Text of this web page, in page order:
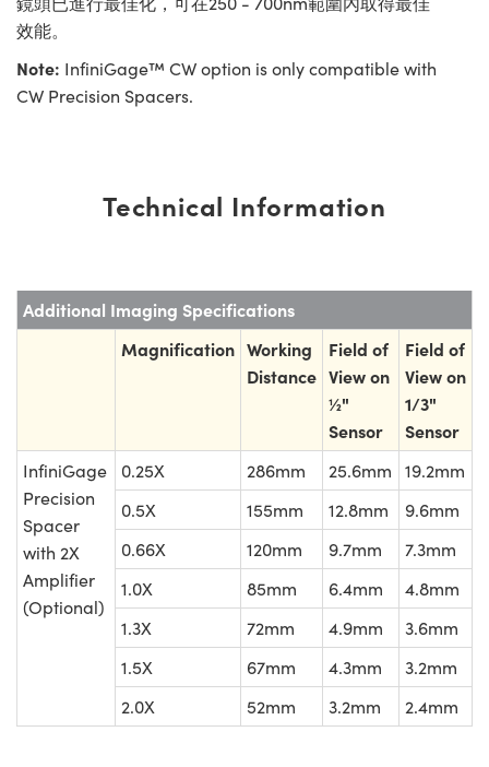
效能。
Note: InfiniGage™ CW option is only compatible with
CW Precision Spacers.
Technical Information
Additional Imaging Specifications
Magnification Working
Distance
Field of
View on
½"
Sensor
Field of
View on
1/3"
Sensor
InfiniGage
Precision
Spacer
with 2X
Amplifier
(Optional)
0.25X 286mm 25.6mm
19.2mm
0.5X
155mm 12.8mm
9.6mm
0.66X
120mm 9.7mm
7.3mm
1.0X
85mm 6.4mm
4.8mm
1.3X
72mm 4.9mm
3.6mm
1.5X
67mm 4.3mm
3.2mm
2.0X
52mm 3.2mm 2.4mm